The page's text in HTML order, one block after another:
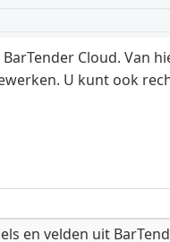
Cloud. Van
U kunt ook
en velden uit